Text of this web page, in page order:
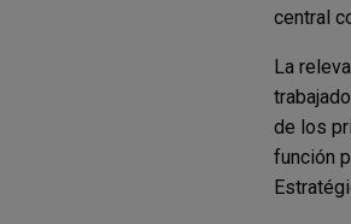
central
La
de los
función